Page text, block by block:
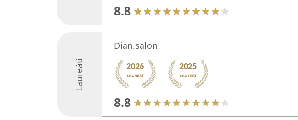
8.8
Laureáti
Dian.salon
8.8